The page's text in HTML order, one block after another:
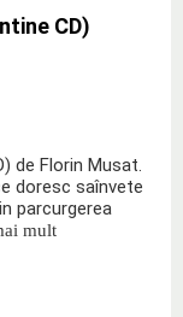
CD)
de Florin Musat.
doresc saînvete
parcurgerea
mult